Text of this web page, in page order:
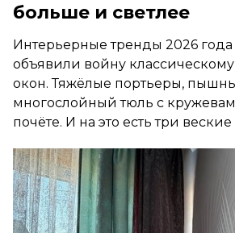
больше и светлее
Интерьерные тренды 2026
объявили войну
окон. Тяжёлые портьеры,
многослойный тюль с
почёте. И на это есть три